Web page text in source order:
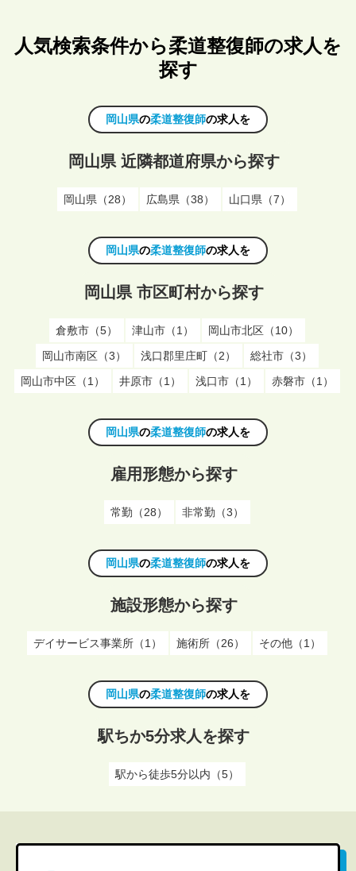
人気検索条件から柔道整復師の求人を
探す
岡山県の柔道整復師の求人を
岡山県 近隣都道府県から探す
岡山県（28） 広島県（38） 山口県（7）
岡山県の柔道整復師の求人を
岡山県 市区町村から探す
倉敷市（5） 津山市（1）
岡山市北区（10）
岡山市南区（3）
浅口郡里庄町（2）
総社市（3）
岡山市中区（1）
井原市（1） 浅口市（1） 赤磐市（1）
岡山県の柔道整復師の求人を
雇用形態から探す
常勤（28） 非常勤（3）
岡山県の柔道整復師の求人を
施設形態から探す
デイサービス事業所（1） 施術所（26） その他（1）
岡山県の柔道整復師の求人を
駅ちか5分求人を探す
駅から徒歩5分以内（5）